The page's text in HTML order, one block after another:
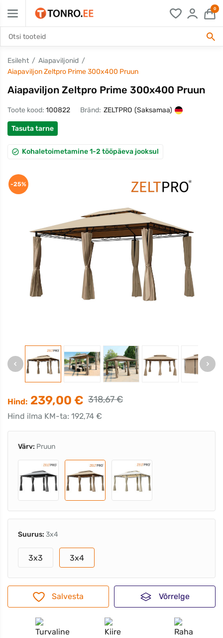
0
Esileht
Aiapaviljonid
Aiapaviljon Zeltpro Prime 300x400 Pruun
Aiapaviljon Zeltpro Prime 300x400 Pruun
Toote kood: 100822 Bränd: ZELTPRO (Saksamaa)
Tasuta tarne
Kohaletoimetamine 1-2 tööpäeva jooksul
-25%
Hind: 239,00 € 318,67 €
Hind ilma KM-ta: 192,74 €
Värv: Pruun
Suurus: 3x4
3x3 3x4
Salvesta Võrrelge